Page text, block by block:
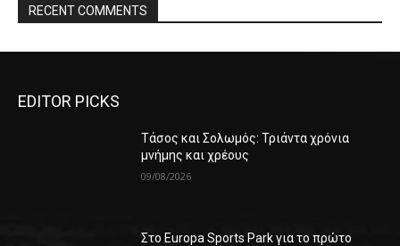
RECENT COMMENTS
EDITOR PICKS
Τάσος και Σολωμός: Τριάντα χρόνια
μνήμης και χρέους
09/08/2026
Στο Europa Sports Park για το πρώτο